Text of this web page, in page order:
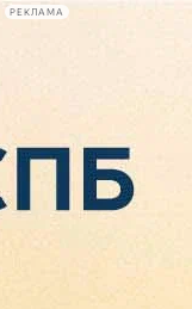
РЕКЛАМА
Сегодня:
2026.08.06
15:46